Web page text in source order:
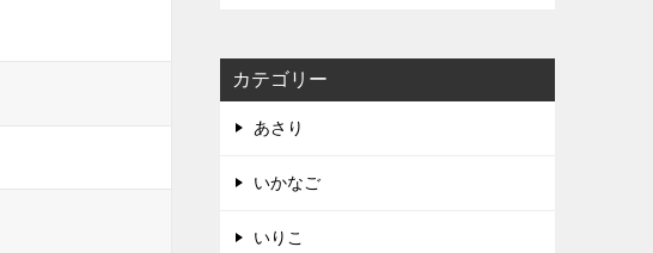
カテゴリー
あさり
いかなご
いりこ